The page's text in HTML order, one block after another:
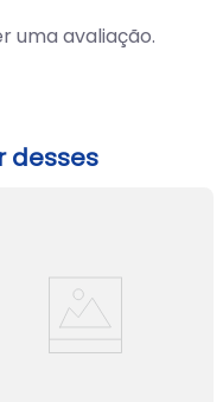
uma avaliação.
desses